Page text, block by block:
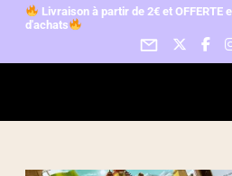
Livraison à partir de 2€ et OFFERTE
d'achats